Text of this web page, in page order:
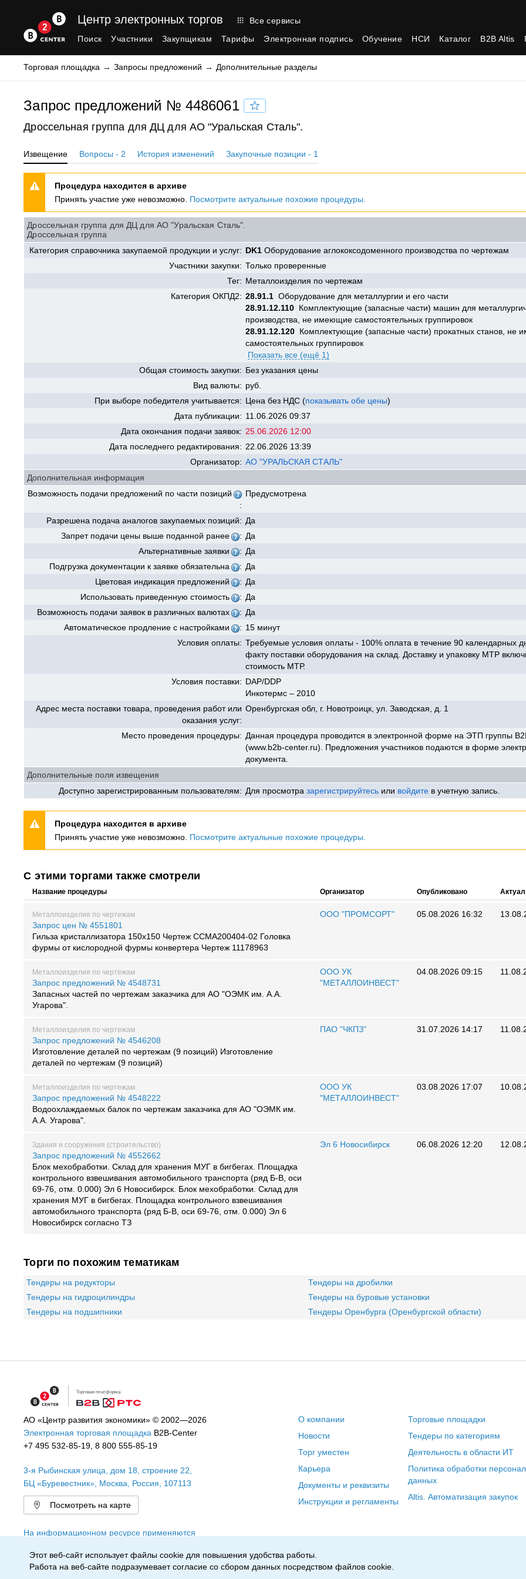
Все сервисы
Центр электронных торгов
Поиск
Участники Закупщикам Тарифы Электронная подпись Обучение НСИ Каталог B2B Altis
Торговая площадка Запросы предложений Дополнительные разделы
Запрос предложений № 4486061
Дроссельная группа для ДЦ для АО "Уральская Сталь".
Извещение Вопросы - 2 История изменений Закупочные позиции - 1
Процедура находится в архиве
Принять участие уже невозможно. Посмотрите актуальные похожие процедуры.
Дроссельная группа для ДЦ для АО "Уральская Сталь".
Дроссельная группа
Категория справочника закупаемой продукции и услуг: DK1 Оборудование аглококсодоменного производства по чертежам
Участники закупки: Только проверенные
Тег: Металлоизделия по чертежам
Категория ОКПД2: 28.91.1 Оборудование для металлургии и его части
28.91.12.110 Комплектующие (запасные части) машин для
производства, не имеющие самостоятельных группировок
28.91.12.120 Комплектующие (запасные части) прокатных станов, не
самостоятельных группировок
Показать все (ещё 1)
Общая стоимость закупки: Без указания цены
Вид валюты: руб.
При выборе победителя учитывается: Цена без НДС (показывать обе цены)
Дата публикации: 11.06.2026 09:37
Дата окончания подачи заявок: 25.06.2026 12:00
Дата последнего редактирования: 22.06.2026 13:39
Организатор: АО "УРАЛЬСКАЯ СТАЛЬ"
Дополнительная информация
Возможность подачи предложений по части позиций
:
Предусмотрена
Разрешена подача аналогов закупаемых позиций: Да
Запрет подачи цены выше поданной ранее
: Да
Альтернативные заявки
: Да
Подгрузка документации к заявке обязательна
: Да
Цветовая индикация предложений
: Да
Использовать приведенную стоимость
: Да
Возможность подачи заявок в различных валютах
: Да
Автоматическое продление с настройками
: 15 минут
Условия оплаты: Требуемые условия оплаты - 100% оплата в течение 90 календарных
факту поставки оборудования на склад. Доставку и упаковку МТР
стоимость МТР.
Условия поставки: DAP/DDP
Инкотермс – 2010
Адрес места поставки товара, проведения работ или
оказания услуг:
Оренбургская обл, г. Новотроицк, ул. Заводская, д. 1
Место проведения процедуры: Данная процедура проводится в электронной форме на ЭТП группы
(www.b2b-center.ru). Предложения участников подаются в форме
документа.
Дополнительные поля извещения
Доступно зарегистрированным пользователям: Для просмотразарегистрируйтесь или войдите в учетную запись.
Процедура находится в архиве
Принять участие уже невозможно. Посмотрите актуальные похожие процедуры.
С этими торгами также смотрели
Название процедуры Организатор Опубликовано
Металлоизделия по чертежам
Запрос цен № 4551801
Гильза кристаллизатора 150x150 Чертеж CCMA200404-02 Головка
фурмы от кислородной фурмы конвертера Чертеж 11178963
ООО "ПРОМСОРТ" 05.08.2026 16:32
Металлоизделия по чертежам
Запрос предложений № 4548731
Запасных частей по чертежам заказчика для АО "ОЭМК им. А.А.
Угарова".
ООО УК
"МЕТАЛЛОИНВЕСТ"
04.08.2026 09:15
Металлоизделия по чертежам
Запрос предложений № 4546208
Изготовление деталей по чертежам (9 позиций) Изготовление
деталей по чертежам (9 позиций)
ПАО "ЧКПЗ" 31.07.2026 14:17
Металлоизделия по чертежам
Запрос предложений № 4548222
Водоохлаждаемых балок по чертежам заказчика для АО "ОЭМК им.
А.А. Угарова".
ООО УК
"МЕТАЛЛОИНВЕСТ"
03.08.2026 17:07
Здания и сооружения (строительство)
Запрос предложений № 4552662
Блок мехобработки. Склад для хранения МУГ в бигбегах. Площадка
контрольного взвешивания автомобильного транспорта (ряд Б-В, оси
69-76, отм. 0.000) Эл 6 Новосибирск. Блок мехобработки. Склад для
хранения МУГ в бигбегах. Площадка контрольного взвешивания
автомобильного транспорта (ряд Б-В, оси 69-76, отм. 0.000) Эл 6
Новосибирск согласно ТЗ
Эл 6 Новосибирск 06.08.2026 12:20
Торги по похожим тематикам
Тендеры на редукторы
Тендеры на дробилки
Тендеры на гидроцилиндры
Тендеры на буровые установки
Тендеры на подшипники
Тендеры Оренбурга (Оренбургской области)
Торговая платформа
АО «Центр развития экономики» © 2002—2026
Электронная торговая площадка B2B-Center
+7 495 532-85-19 ,8 800 555-85-19
3-я Рыбинская улица, дом 18, строение 22
БЦ «Буревестник», Москва Россия 107113
Посмотреть на карте
На информационном ресурсе применяются
О компании
Новости
Торг уместен
Карьера
Документы и реквизиты
Инструкции и регламенты
Торговые площадки
Тендеры по категориям
Деятельность в области ИТ
Политика обработки
данных
Altis. Автоматизация закупок
Этот веб-сайт использует файлы cookie для повышения удобства работы.
Работа на веб-сайте подразумевает согласие со сбором данных посредством файлов cookie.